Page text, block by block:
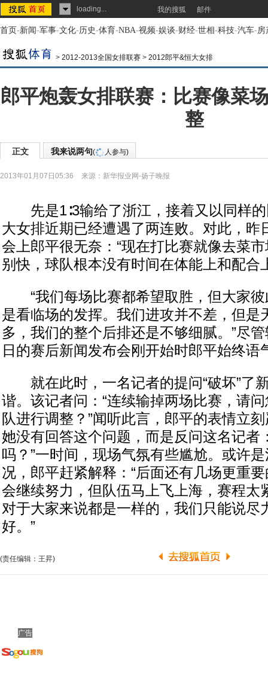
loading... 我的搜狐 邮件
首页-新闻-军事-文化-历史-体育-NBA-视频-娱谈-财经-世相-科技-汽车-房
> 2012-2013全国女排联赛 > 2012郎平&恒大女排
郎平炮轰女排联赛：比赛像菜
整
正文 我来说两句( 人参与)
2013年01月07日05:36 来源： 新华报业网-扬子晚报
先是1∶3输给了浙江，接着又以同样的
大女排近期已经遭遇了两连败。对此，昨
会上郎平很无奈：“现在打比赛就像去菜
别快，球队根本没有时间在体能上和配合
“我们每场比赛都希望取胜，但大家彼
是看临场的发挥。我们进攻并不差，但是
多，我们的整个后排还是不够细腻。”尽
日的赛后新闻发布会刚开始时郎平始终语
就在此时，一名记者的提问“破坏”了
谐。该记者问：“连续输掉两场比赛，请
队进行调整？”闻听此言，郎平的表情立
她没有回答这个问题，而是反问这名记者
吗？”一时间，现场气氛有些尴尬。或许
况，郎平赶紧解释：“后面还有几场更重
会继续努力，但队伍马上飞上海，赛程太
对于大家来说都是一样的，我们只能说尽
好。”
(责任编辑：王昇)
广告